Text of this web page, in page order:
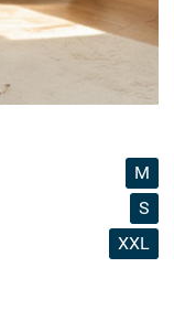
M
S
XXL